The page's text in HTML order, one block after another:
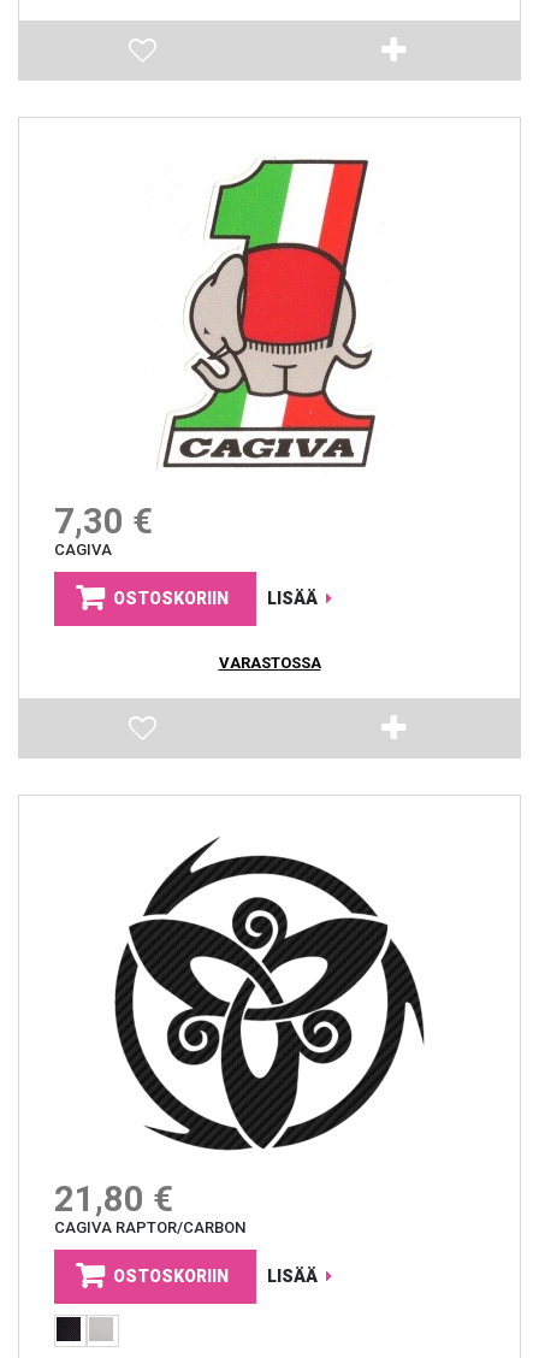
7,30 €
CAGIVA
OSTOSKORIIN LISÄÄ
VARASTOSSA
21,80 €
CAGIVA RAPTOR/CARBON
OSTOSKORIIN LISÄÄ